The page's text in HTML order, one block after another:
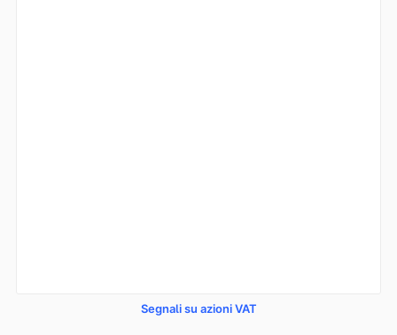
Segnali su azioni VAT